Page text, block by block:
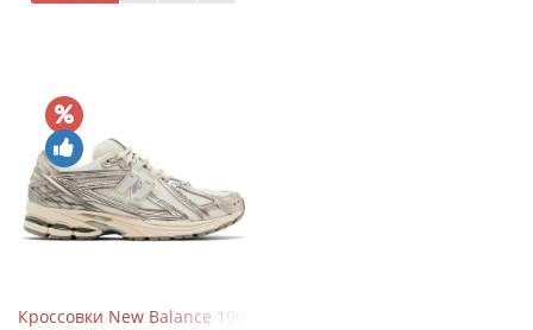
Кроссовки New Balance 1906R Arid Stone